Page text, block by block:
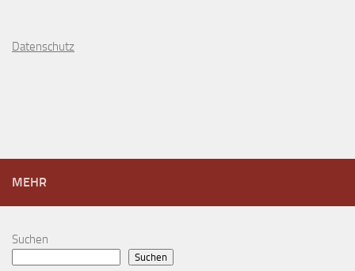
Datenschutz
MEHR
Suchen
Suchen